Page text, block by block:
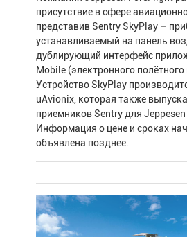
присутствие в сфере
представив Sentry SkyPlay –
устанавливаемый на панель
дублирующий интерфейс
Mobile (электронного полётного
Устройство SkyPlay
uAvionix, которая также
приемников Sentry для Jeppesen
Информация о цене и сроках
объявлена позднее.